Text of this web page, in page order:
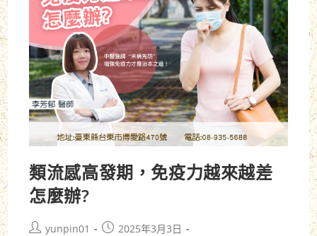
類流感高發期，免疫力越來越差
怎麼辦?
yunpin01
2025年3月3日